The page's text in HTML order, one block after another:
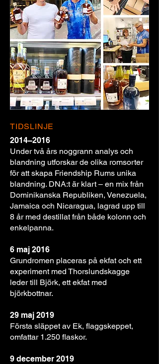
TIDSLINJE
2014–2016
Under två års noggrann analys och
blandning utforskar de olika romsorter
för att skapa Friendship Rums unika
blandning. DNA:t är klart – en mix från
Dominikanska Republiken, Venezuela,
Jamaica och Nicaragua, lagrad upp till
8 år med destillat från både kolonn och
enkelpanna.
6 maj 2016
Grundromen placeras på ekfat och ett
experiment med Thorslundskagge
leder till Björk, ett ekfat med
björkbottnar.
29 maj 2019
Första släppet av Ek, flaggskeppet,
omfattar 1.250 flaskor.
9 december 2019